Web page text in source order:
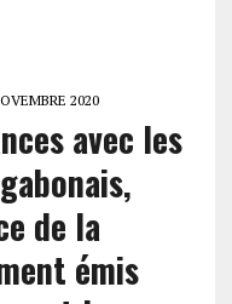
2020
avec les
de la
émis